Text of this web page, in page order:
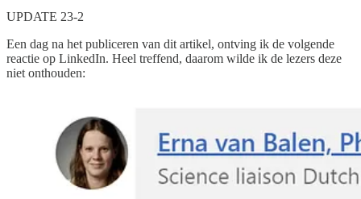
UPDATE 23-2
Een dag na het publiceren van dit artikel, ontving ik de volgende
reactie op LinkedIn. Heel treffend, daarom wilde ik de lezers deze
niet onthouden: